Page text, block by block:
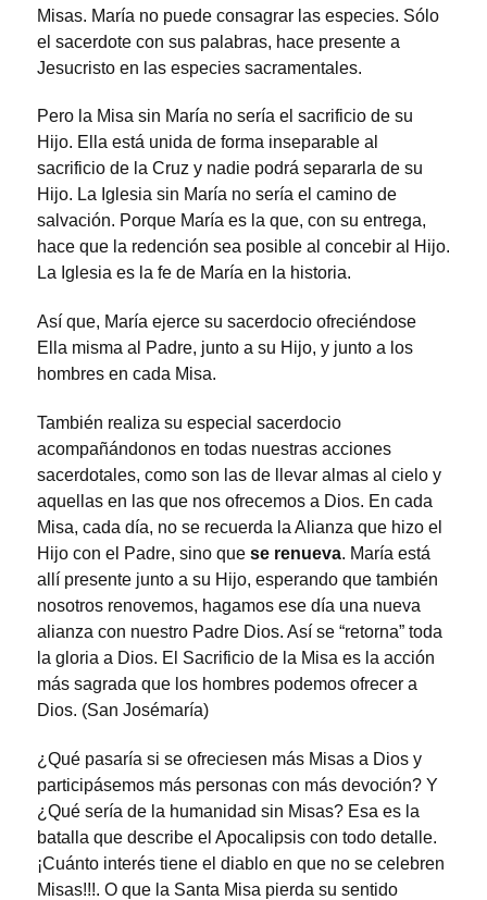
Misas. María no puede consagrar las especies. Sólo
el sacerdote con sus palabras, hace presente a
Jesucristo en las especies sacramentales.
Pero la Misa sin María no sería el sacrificio de su
Hijo. Ella está unida de forma inseparable al
sacrificio de la Cruz y nadie podrá separarla de su
Hijo. La Iglesia sin María no sería el camino de
salvación. Porque María es la que, con su entrega,
hace que la redención sea posible al concebir al Hijo.
La Iglesia es la fe de María en la historia.
Así que, María ejerce su sacerdocio ofreciéndose
Ella misma al Padre, junto a su Hijo, y junto a los
hombres en cada Misa.
También realiza su especial sacerdocio
acompañándonos en todas nuestras acciones
sacerdotales, como son las de llevar almas al cielo y
aquellas en las que nos ofrecemos a Dios. En cada
Misa, cada día, no se recuerda la Alianza que hizo el
Hijo con el Padre, sino que se renueva. María está
allí presente junto a su Hijo, esperando que también
nosotros renovemos, hagamos ese día una nueva
alianza con nuestro Padre Dios. Así se “retorna” toda
la gloria a Dios. El Sacrificio de la Misa es la acción
más sagrada que los hombres podemos ofrecer a
Dios. (San Josémaría)
¿Qué pasaría si se ofreciesen más Misas a Dios y
participásemos más personas con más devoción? Y
¿Qué sería de la humanidad sin Misas? Esa es la
batalla que describe el Apocalipsis con todo detalle.
¡Cuánto interés tiene el diablo en que no se celebren
Misas!!!. O que la Santa Misa pierda su sentido